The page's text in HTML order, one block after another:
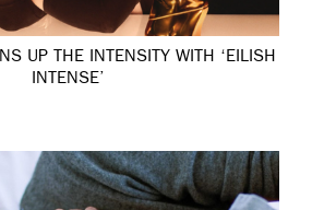
UP THE INTENSITY WITH ‘EILISH
INTENSE’